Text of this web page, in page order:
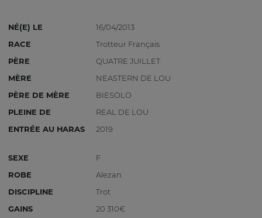
NÉ(E) LE
16/04/2013
RACE
Trotteur Français
PÈRE
QUATRE JUILLET
MÈRE
NEASTERN DE LOU
PÈRE DE MÈRE
BIESOLO
PLEINE DE
REAL DE LOU
ENTRÉE AU HARAS
2019
SEXE
F
ROBE
Alezan
DISCIPLINE
Trot
GAINS
20 310€